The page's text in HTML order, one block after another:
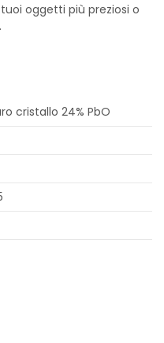
oggetti più preziosi o
cristallo 24% PbO